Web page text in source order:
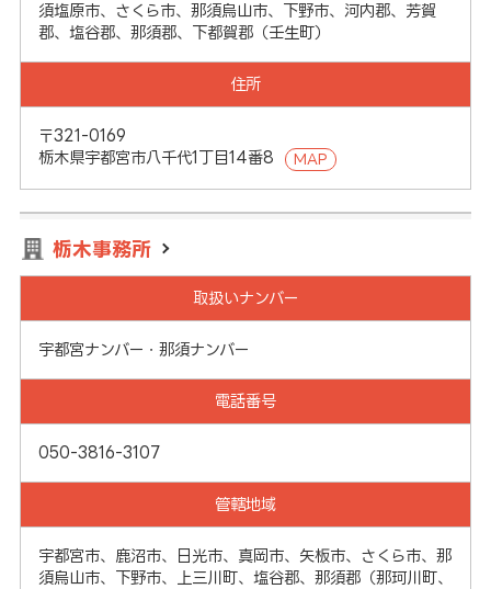
須塩原市、さくら市、那須烏山市、下野市、河内郡、芳賀
郡、塩谷郡、那須郡、下都賀郡（壬生町）
住所
〒321-0169
栃木県宇都宮市八千代1丁目14番8
MAP
栃木事務所
取扱いナンバー
宇都宮ナンバー・那須ナンバー
電話番号
050-3816-3107
管轄地域
宇都宮市、鹿沼市、日光市、真岡市、矢板市、さくら市、那
須烏山市、下野市、上三川町、塩谷郡、那須郡（那珂川町、